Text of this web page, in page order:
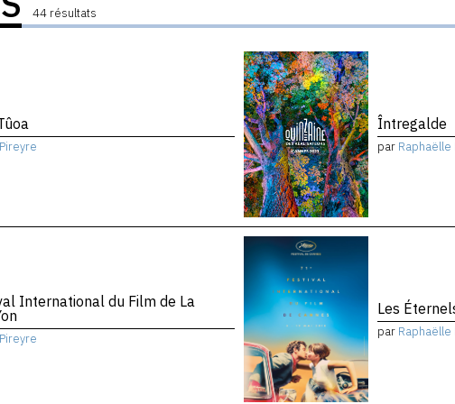
44 résultats
Întregalde
par Raphaëlle
International du Film de La
Les
par Raphaëlle